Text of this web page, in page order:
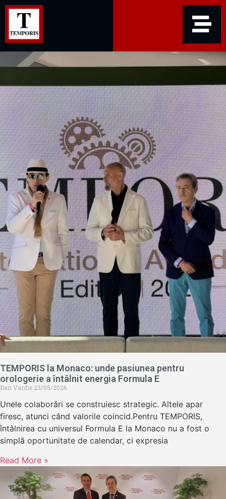
TEMPORIS la Monaco: unde pasiunea pentru
orologerie a întâlnit energia Formula E
Dan Vardie 23/05/2026
Unele colaborări se construiesc strategic. Altele apar
firesc, atunci când valorile coincid.Pentru TEMPORIS,
întâlnirea cu universul Formula E la Monaco nu a fost o
simplă oportunitate de calendar, ci expresia
Read More »